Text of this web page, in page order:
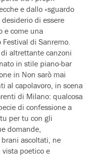
e dallo «sguardo
di essere
e come una
di Sanremo.
altrettante canzoni
in stile piano-bar
in Non sarò mai
al capolavoro, in scena
di Milano: qualcosa
di confessione a
per tu con gli
domande,
ascoltati, ne
poetico e